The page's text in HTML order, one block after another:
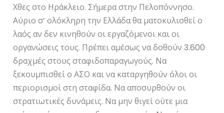
Χθες στο Ηράκλειο. Σήμερα στην Πελοπόννησο.
Αύριο σ’ ολόκληρη την Ελλάδα θα ματοκυλισθεί ο
λαός αν δεν κινηθούν οι εργαζόμενοι και οι
οργανώσεις τους. Πρέπει αμέσως να δοθούν 3.600
δραχμές στους σταφιδοπαραγωγούς. Να
ξεκουμπισθεί ο ΑΣΟ και να καταργηθούν όλοι οι
περιορισμοί στη σταφίδα. Να αποσυρθούν οι
στρατιωτικές δυνάμεις. Να μην θιγεί ούτε μια